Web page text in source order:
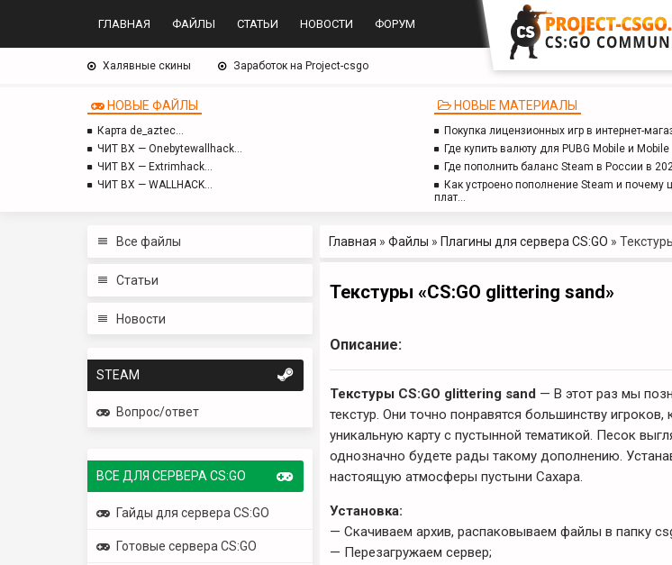
ГЛАВНАЯ ФАЙЛЫ СТАТЬИ НОВОСТИ ФОРУМ
Халявные скины Заработок на Project-csgo
НОВЫЕ ФАЙЛЫ
Карта de_aztec…
ЧИТ BX — Onebytewallhack…
ЧИТ BX — Extrimhack…
ЧИТ BX — WALLHACK…
НОВЫЕ МАТЕРИАЛЫ
Покупка лицензионных игр в интернет-
Где купить валюту для PUBG Mobile и
Где пополнить баланс Steam в России в
Как устроено пополнение Steam и почему
плат…
Все файлы
Статьи
Новости
STEAM
Вопрос/ответ
ВСЕ ДЛЯ СЕРВЕРА CS:GO
Гайды для сервера CS:GO
Готовые сервера CS:GO
Главная » Файлы » Плагины для сервера CS:GO »
Текстуры «CS:GO glittering sand»
Описание:
Текстуры CS:GO glittering sand — В этот раз мы
текстур. Они точно понравятся большинству
уникальную карту с пустынной тематикой. Песок
однозначно будете рады такому дополнению.
настоящую атмосферы пустыни Сахара.
Установка:
— Скачиваем архив, распаковываем файлы в папку
— Перезагружаем сервер;